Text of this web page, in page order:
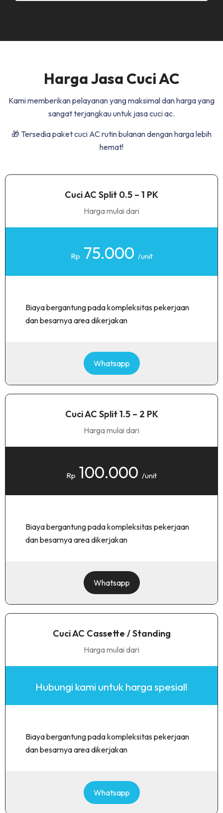
Harga Jasa Cuci AC
Kami memberikan pelayanan yang maksimal dan harga yang
sangat terjangkau untuk jasa cuci ac.
🎁 Tersedia paket cuci AC rutin bulanan dengan harga lebih
hemat!
Cuci AC Split 0.5 – 1 PK
Harga mulai dari
Rp 75.000 /unit
Biaya bergantung pada kompleksitas pekerjaan
dan besarnya area dikerjakan
Whatsapp
Cuci AC Split 1.5 – 2 PK
Harga mulai dari
Rp 100.000 /unit
Biaya bergantung pada kompleksitas pekerjaan
dan besarnya area dikerjakan
Whatsapp
Cuci AC Cassette / Standing
Harga mulai dari
Hubungi kami untuk harga spesial!
Biaya bergantung pada kompleksitas pekerjaan
dan besarnya area dikerjakan
Whatsapp